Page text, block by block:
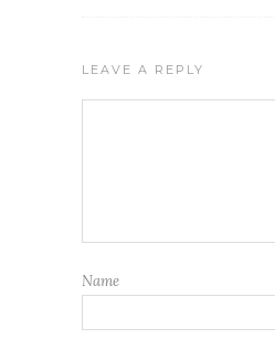
LEAVE A REPLY
Name